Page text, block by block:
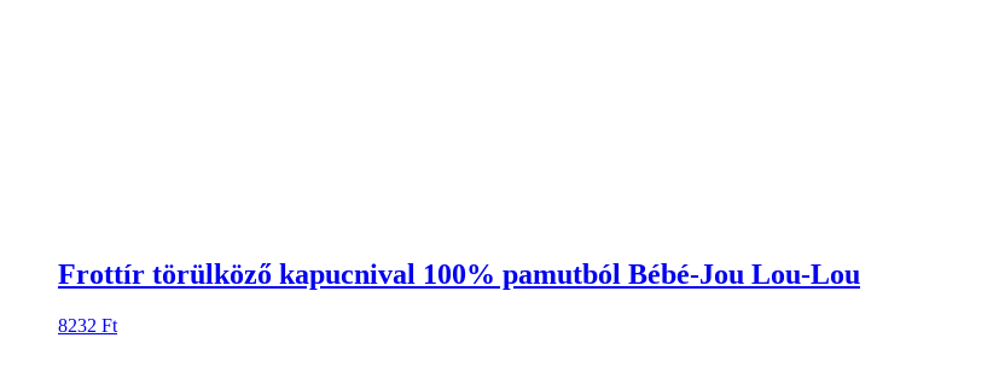
Frottír törülköző kapucnival 100% pamutból Bébé-Jou Lou-Lou
8232 Ft